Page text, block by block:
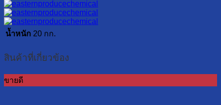
น้ำหนัก 20 กก.
สินค้าที่เกี่ยวข้อง
ขายดี